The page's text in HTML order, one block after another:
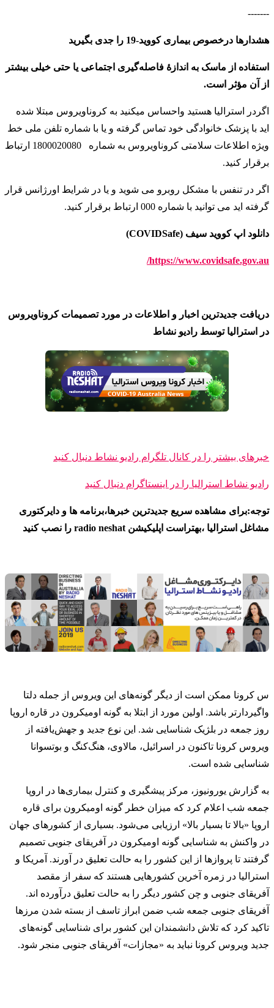
-------
هشدارها درخصوص بیماری کووید-19 را جدی بگیرید
استفاده از ماسک به اندازهٔ فاصله‌گیری اجتماعی یا حتی خیلی بیشتر
از آن مؤثر است.
اگردر استرالیا هستید واحساس میکنید به کروناویروس مبتلا شده
اید با پزشک خانوادگی خود تماس گرفته و یا با شماره تلفن ملی خط
ویژه اطلاعات سلامتی کروناویروس به شماره
1800020080 ارتباط
برقرار کنید.
اگر در تنفس با مشکل روبرو می شوید و یا در شرایط اورژانس قرار
گرفته اید می توانید با شماره 000 ارتباط برقرار کنید
.
دانلود اپ کووید سیف (COVIDSafe)
https://www.covidsafe.gov.au/
دریافت جدیدترین اخبار و اطلاعات در مورد تصمیمات کروناویروس
در استرالیا توسط رادیو نشاط
خبرهای بیشتر را در کانال تلگرام رادیو نشاط دنبال کنید
رادیو نشاط ا سترالیا را در اینستاگرام دنبال کنید
توجه:برای مشاهده سریع جدیدترین خبرها،برنامه ها و دایرکتوری
مشاغل استرالیا ،بهتراست اپلیکیشن radio neshat را نصب کنید
س کرونا ممکن است از دیگر گونه‌های این ویروس از جمله دلتا
واگیردارتر باشد. اولین مورد از ابتلا به گونه اومیکرون در قاره اروپا
روز جمعه در بلژیک شناسایی شد. این نوع جدید و جهش‌یافته از
ویروس کرونا تاکنون در اسرائيل، مالاوی، هنگ‌کنگ و بوتسوانا
شناسایی شده است.
به گزارش یورونیوز، مرکز پیشگیری و کنترل بیماری‌ها در اروپا
جمعه شب اعلام کرد که میزان خطر گونه اومیکرون برای قاره
اروپا «بالا تا بسیار بالا» ارزیابی می‌شود. بسیاری از کشورهای جهان
در واکنش به شناسایی گونه اومیکرون در آفریقای جنوبی تصمیم
گرفتند تا پروازها از این کشور را به حالت تعلیق در آورند. آمریکا و
استرالیا در زمره آخرین کشورهایی هستند که سفر از مقصد
آفریقای جنوبی و چن کشور دیگر را به حالت تعلیق درآورده اند.
آفریقای جنوبی جمعه شب ضمن ابراز تاسف از بسته شدن مرزها
تاکید کرد که تلاش دانشمندان این کشور برای شناسایی گونه‌های
جدید ویروس کرونا نباید به «مجازات» آفریقای جنوبی منجر شود.